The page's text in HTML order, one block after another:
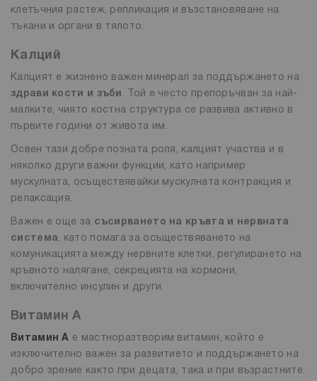
клетъчния растеж, репликация и възстановяване на
тъкани и органи в тялото.
Калций
Калцият е жизнено важен минерал за поддържането на
здрави кости и зъби . Той е често препоръчван за най-
малките, чиято костна структура се развива активно в
първите години от живота им.
Освен тази добре позната роля, калцият участва и в
няколко други важни функции, като например
мускулната, осъществявайки мускулната контракция и
релаксация.
Важен е още за съсирването на кръвта и нервната
система, като помага за осъществяването на
комуникацията между нервните клетки, регулирането на
кръвното налягане, секрецията на хормони,
включително инсулин и други.
Витамин А
Витамин А е мастноразтворим витамин, който е
изключително важен за развитието и поддържането на
добро зрение както при децата, така и при възрастните.